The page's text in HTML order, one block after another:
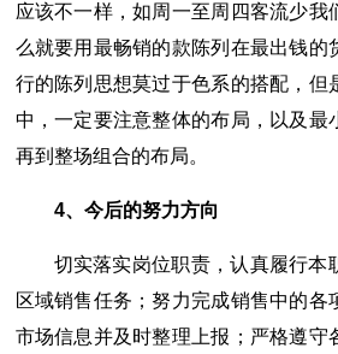
应该不一样，如周一至周四客流少我
么就要用最畅销的款陈列在最出钱的
行的陈列思想莫过于色系的搭配，但
中，一定要注意整体的布局，以及最
再到整场组合的布局。
4、今后的努力方向
切实落实岗位职责，认真履行本
区域销售任务；努力完成销售中的各
市场信息并及时整理上报；严格遵守